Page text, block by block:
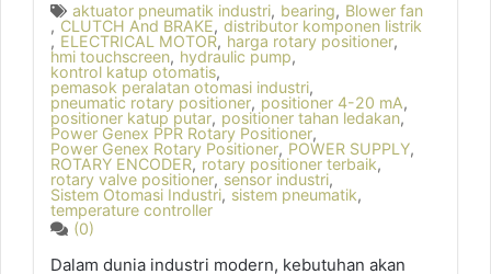
aktuator pneumatik industri, bearing, Blower fan
, CLUTCH And BRAKE, distributor komponen listrik
, ELECTRICAL MOTOR, harga rotary positioner,
hmi touchscreen, hydraulic pump,
kontrol katup otomatis,
pemasok peralatan otomasi industri,
pneumatic rotary positioner, positioner 4-20 mA,
positioner katup putar, positioner tahan ledakan,
Power Genex PPR Rotary Positioner,
Power Genex Rotary Positioner, POWER SUPPLY,
ROTARY ENCODER, rotary positioner terbaik,
rotary valve positioner, sensor industri,
Sistem Otomasi Industri, sistem pneumatik,
temperature controller
(0)
Dalam dunia industri modern, kebutuhan akan